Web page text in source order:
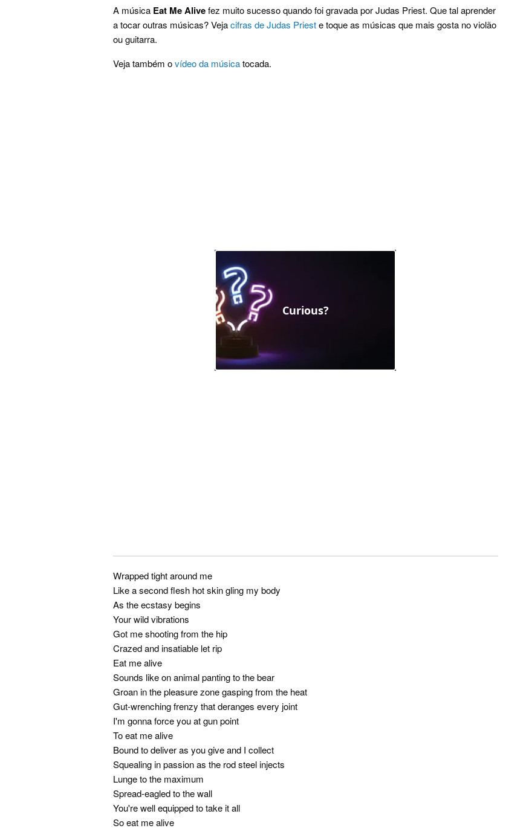
A música Eat Me Alivefez muito sucesso quando foi gravada por Judas Priest. Que tal aprender
a tocar outras músicas? Vejacifras de Judas Prieste toque as músicas que mais gosta no violão
ou guitarra.
Veja também ovídeo da músicatocada.
Wrapped tight around me
Like a second flesh hot skin gling my body
As the ecstasy begins
Your wild vibrations
Got me shooting from the hip
Crazed and insatiable let rip
Eat me alive
Sounds like on animal panting to the bear
Groan in the pleasure zone gasping from the heat
Gut-wrenching frenzy that deranges every joint
I'm gonna force you at gun point
To eat me alive
Bound to deliver as you give and I collect
Squealing in passion as the rod steel injects
Lunge to the maximum
Spread-eagled to the wall
You're well equipped to take it all
So eat me alive